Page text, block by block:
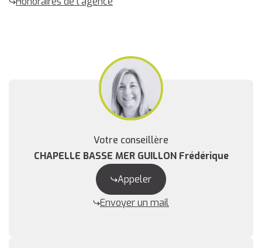
Votre conseillère
CHAPELLE BASSE MER GUILLON Frédérique
Appeler
Envoyer un mail